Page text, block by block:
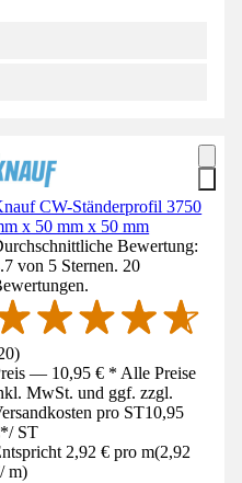
CW-Ständerprofil 3750
x 50 mm x 50 mm
Bewertung:
von 5 Sternen. 20
)
— 10,95 € * Alle Preise
MwSt. und ggf. zzgl.
pro ST10,95
*/ ST
2,92 € pro m(2,92
/ m)